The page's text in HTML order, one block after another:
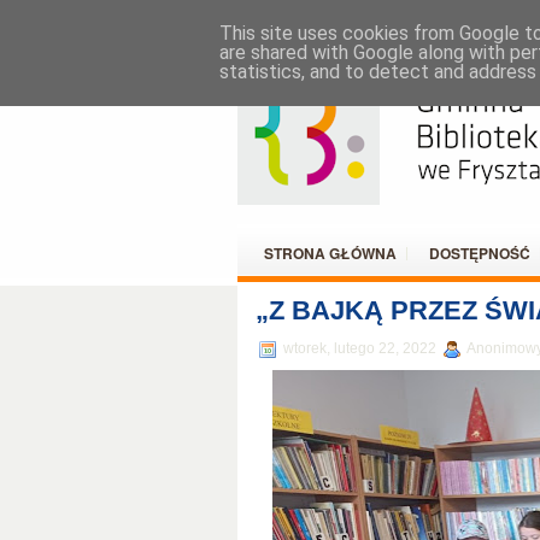
KATALOG ON-LINE KONTAKT
STRONA GŁÓWNA DOSTĘPNOŚĆ
„Z BAJKĄ PRZEZ
wtorek, lutego 22, 2022
This site uses cookies from Google
are shared with Google along with
statistics, and to detect and address